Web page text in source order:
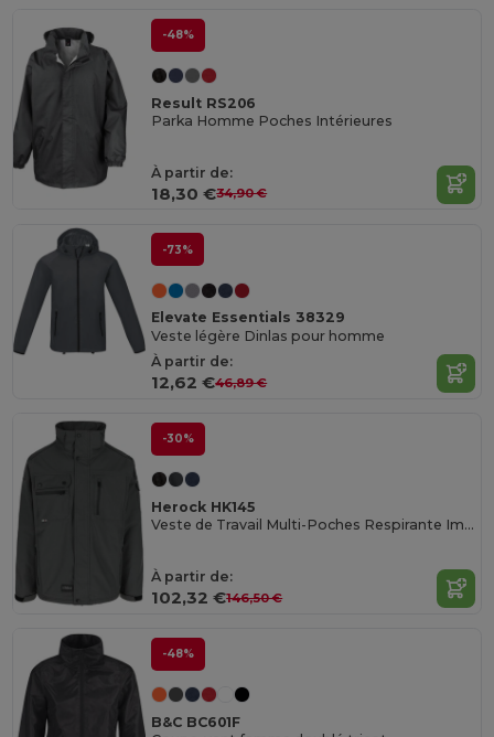
-48%
Result RS206
Parka Homme Poches Intérieures
À partir de:
18,30 €34,90 €
-73%
Elevate Essentials 38329
Veste légère Dinlas pour homme
À partir de:
12,62 €46,89 €
-30%
Herock HK145
Veste de Travail Multi-Poches Respirante Imperméable
À partir de:
102,32 €146,50 €
-48%
B&C BC601F